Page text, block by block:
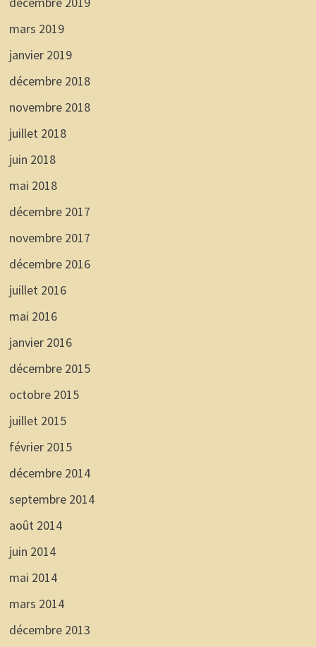
mars 2019
janvier 2019
décembre 2018
novembre 2018
juillet 2018
juin 2018
mai 2018
décembre 2017
novembre 2017
décembre 2016
juillet 2016
mai 2016
janvier 2016
décembre 2015
octobre 2015
juillet 2015
février 2015
décembre 2014
septembre 2014
août 2014
juin 2014
mai 2014
mars 2014
décembre 2013